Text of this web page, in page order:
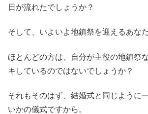
日が流れたでしょうか？
そして、いよいよ地鎮祭を迎えるあなた
ほとんどの方は、自分が主役の地鎮祭
キしているのではないでしょうか？
それもそのはず、結婚式と同じように
いかの儀式ですから。